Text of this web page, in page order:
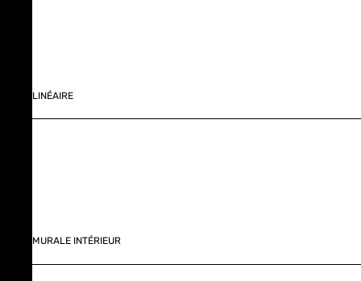
LINÉAIRE
MURALE INTÉRIEUR